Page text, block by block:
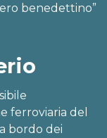
benedettino”
ferroviaria del
bordo dei